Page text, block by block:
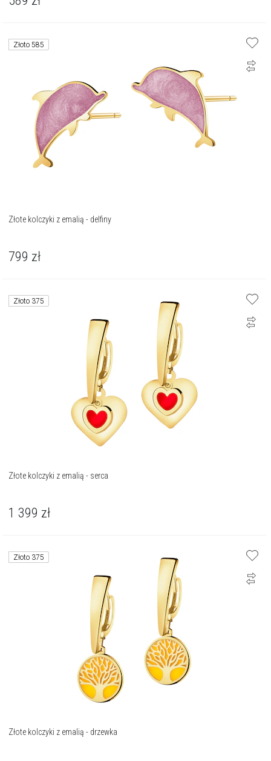
Złoto 585
Złote kolczyki z emalią - delfiny
799 zł
Złoto 375
Złote kolczyki z emalią - serca
1 399 zł
Złoto 375
Złote kolczyki z emalią - drzewka